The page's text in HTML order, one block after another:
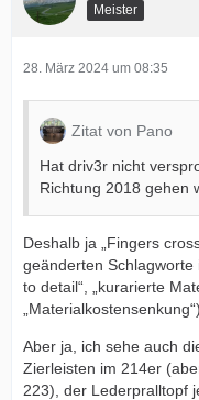
Meister
28. März 2024 um 08:35
Zitat von Pano
Hat driv3r nicht
Richtung 2018 gehen
Deshalb ja „Fingers
geänderten Schlagworte
to detail“, „kurarierte
Aber ja, ich sehe auch
Zierleisten im 214er
223), der Lederpralltopf